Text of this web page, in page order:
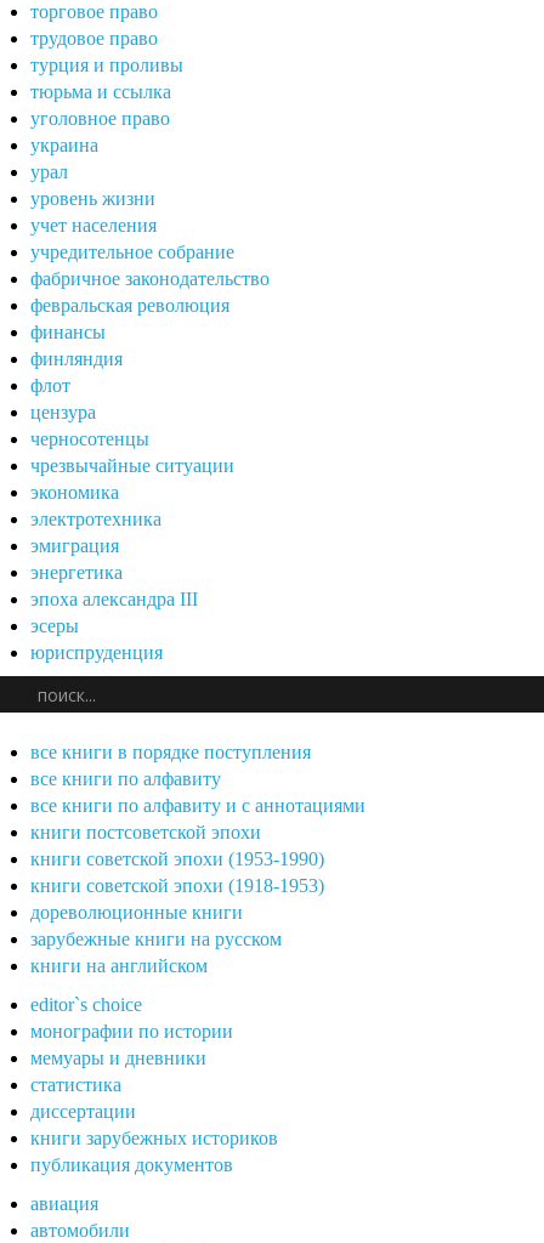
торговое право
трудовое право
турция и проливы
тюрьма и ссылка
уголовное право
украина
урал
уровень жизни
учет населения
учредительное собрание
фабричное законодательство
февральская революция
финансы
финляндия
флот
цензура
черносотенцы
чрезвычайные ситуации
экономика
электротехника
эмиграция
энергетика
эпоха александра III
эсеры
юриспруденция
все книги в порядке поступления
все книги по алфавиту
все книги по алфавиту и с аннотациями
книги постсоветской эпохи
книги советской эпохи (1953-1990)
книги советской эпохи (1918-1953)
дореволюционные книги
зарубежные книги на русском
книги на английском
editor`s choice
монографии по истории
мемуары и дневники
статистика
диссертации
книги зарубежных историков
публикация документов
авиация
автомобили